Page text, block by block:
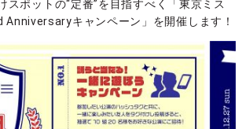
スポットの“定番”を目指すべく「東京ミス
Anniversaryキャンペーン」を開催します！